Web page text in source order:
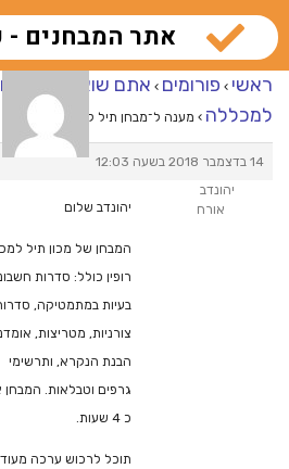
אתר המבחנים -
ראשי › פורומים › אתם שואלים –
למכללה › מענה ל־מבחן תיל למכללה
14 בדצמבר 2018 בשעה 12:03
יהונדב
אורח
יהונדב שלום
המבחן של מכון תיל
רופין כולל: סדרות
בעיות במתמטיקה,
צורניות, מטריצות,
הבנת הנקרא, ותרשימי
גרפים וטבלאות. המבחן
כ 4 שעות.
תוכל לרכוש ערכה